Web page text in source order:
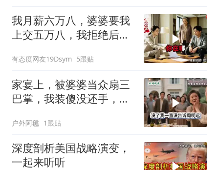
我月薪六万八，婆婆要我
上交五万八，我拒绝后她
离婚
有态度网友19Dsym 5跟贴
家宴上，被婆婆当众扇三
巴掌，我装傻没还手，悄
夫全家10人被新户主请出
家门
户外阿毽 1跟贴
深度剖析美国战略演变，
一起来听听